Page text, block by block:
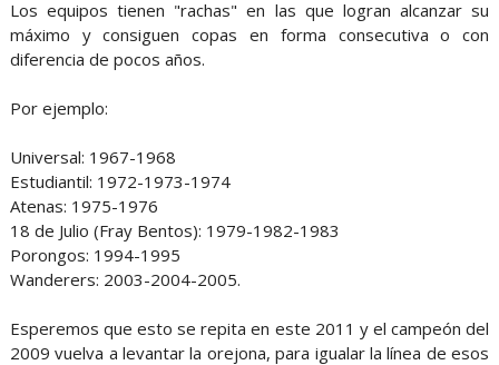
Los equipos tienen "rachas" en las que logran alcanzar su
máximo y consiguen copas en forma consecutiva o con
diferencia de pocos años.
Por ejemplo:
Universal: 1967-1968
Estudiantil: 1972-1973-1974
Atenas: 1975-1976
18 de Julio (Fray Bentos): 1979-1982-1983
Porongos: 1994-1995
Wanderers: 2003-2004-2005.
Esperemos que esto se repita en este 2011 y el campeón del
2009 vuelva a levantar la orejona, para igualar la línea de esos